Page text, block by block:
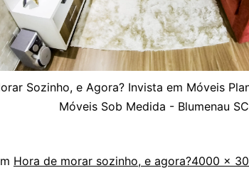
Sozinho, e Agora? Invista em Móveis
Móveis Sob Medida - Blumenau SC
Hora de morar sozinho, e agora?4000 ×